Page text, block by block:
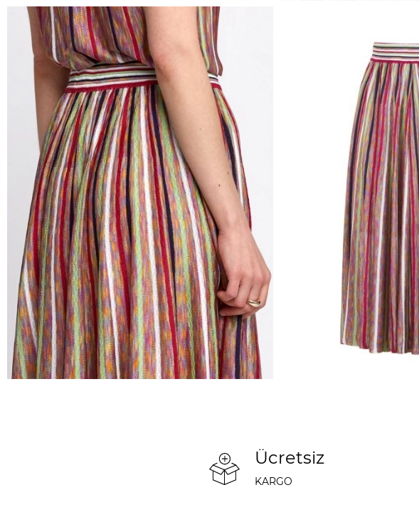
Ücretsiz
KARGO